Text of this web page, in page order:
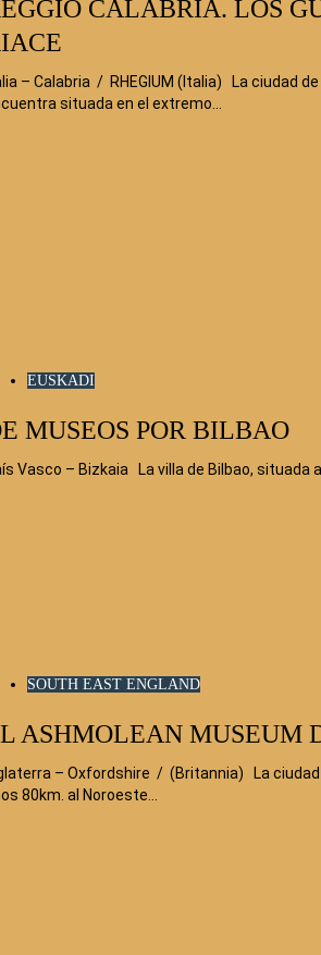
CALABRIA. LOS
– Calabria / RHEGIUM (Italia) La ciudad de
situada en el extremo…
EUSKADI
MUSEOS POR BILBAO
Vasco – Bizkaia La villa de Bilbao, situada
SOUTH EAST ENGLAND
ASHMOLEAN MUSEUM
– Oxfordshire / (Britannia) La
80km. al Noroeste…